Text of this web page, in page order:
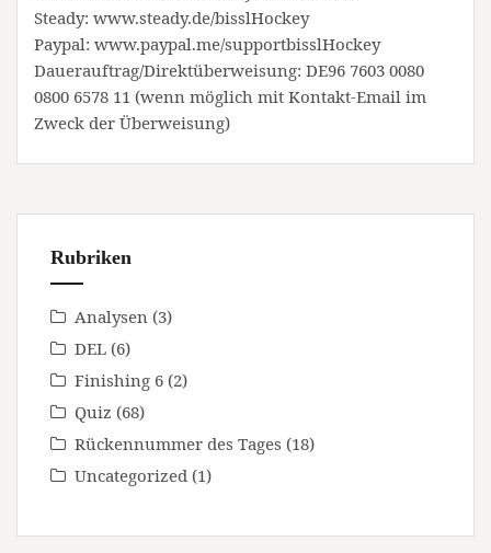
Steady: www.steady.de/bisslHockey
Paypal: www.paypal.me/supportbisslHockey
Dauerauftrag/Direktüberweisung: DE96 7603 0080
0800 6578 11 (wenn möglich mit Kontakt-Email im
Zweck der Überweisung)
Rubriken
Analysen (3)
DEL (6)
Finishing 6 (2)
Quiz (68)
Rückennummer des Tages (18)
Uncategorized (1)